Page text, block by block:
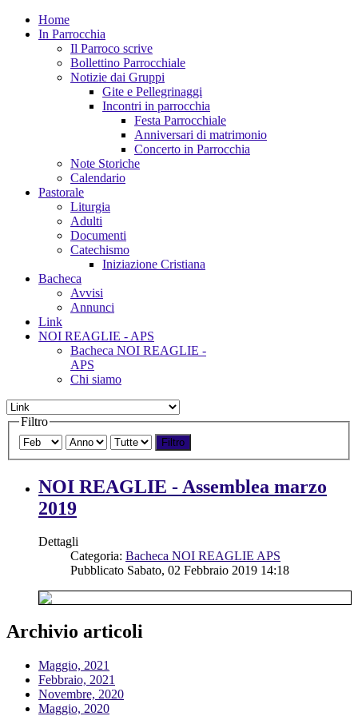
Home
In Parrocchia
Il Parroco scrive
Bollettino Parrocchiale
Notizie dai Gruppi
Gite e Pellegrinaggi
Incontri in parrocchia
Festa Parrocchiale
Anniversari di matrimonio
Concerto in Parrocchia
Note Storiche
Calendario
Pastorale
Liturgia
Adulti
Documenti
Catechismo
Iniziazione Cristiana
Bacheca
Avvisi
Annunci
Link
NOI REAGLIE - APS
Bacheca NOI REAGLIE -
APS
Chi siamo
Filtro
Filtro
NOI REAGLIE - Assemblea marzo
2019
Dettagli
Categoria: Bacheca NOI REAGLIE APS
Pubblicato Sabato, 02 Febbraio 2019 14:18
Archivio articoli
Maggio, 2021
Febbraio, 2021
Novembre, 2020
Maggio, 2020